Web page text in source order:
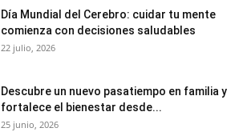
Día Mundial del Cerebro: cuidar tu mente
comienza con decisiones saludables
22 julio, 2026
Descubre un nuevo pasatiempo en familia y
fortalece el bienestar desde...
25 junio, 2026